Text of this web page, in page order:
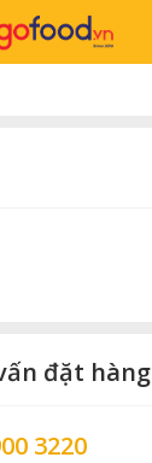
đặt hàng
3220